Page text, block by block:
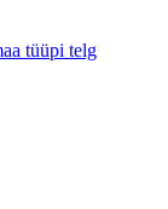
tüüpi telg